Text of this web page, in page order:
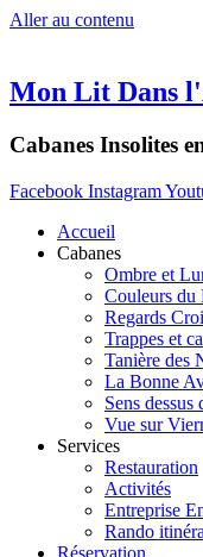
Aller au contenu
Mon Lit Dans
Cabanes Insolites
Facebook Instagram
Accueil
Cabanes
Ombre et
Couleurs du
Regards
Trappes et
Tanière des
La Bonne
Sens dessus
Vue sur
Services
Restauration
Activités
Entreprise
Rando
Réservation